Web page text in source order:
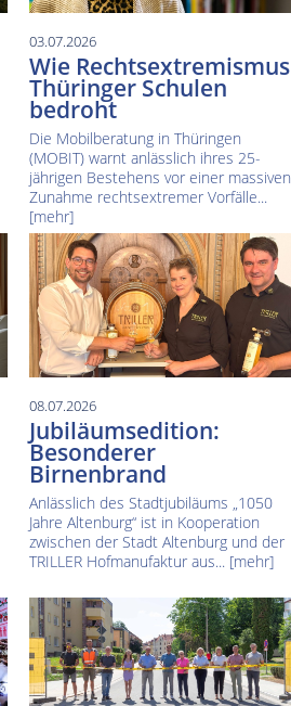
03.07.2026
Wie Rechtsextremismus
Thüringer Schulen
bedroht
Die Mobilberatung in Thüringen
(MOBIT) warnt anlässlich ihres 25-
jährigen Bestehens vor einer massiven
Zunahme rechtsextremer Vorfälle...
[mehr]
08.07.2026
Jubiläumsedition:
Besonderer
Birnenbrand
Anlässlich des Stadtjubiläums „1050
Jahre Altenburg“ ist in Kooperation
zwischen der Stadt Altenburg und der
TRILLER Hofmanufaktur aus... [mehr]